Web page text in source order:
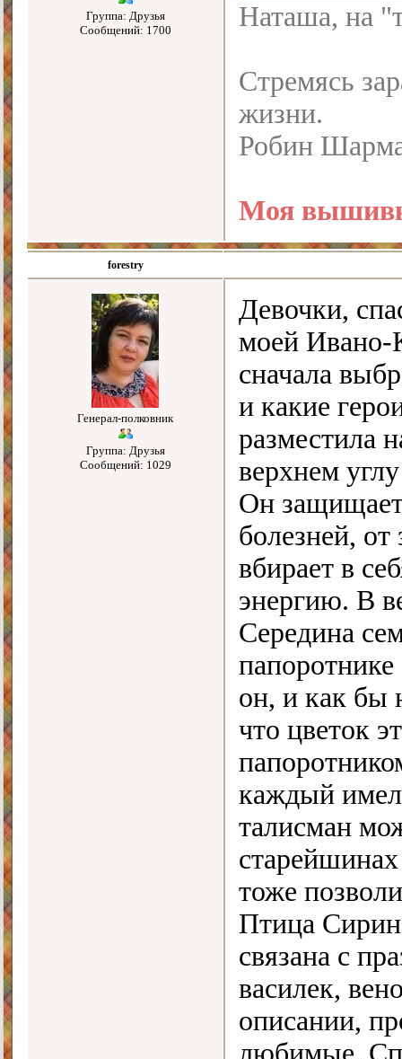
Группа: Друзья
Сообщений: 1700
Наташа, на
Стремясь
жизни.
Робин
Моя
forestry
Генерал-полковник
Группа: Друзья
Сообщений: 1029
Девочки,
моей Ивано-
сначала
и какие
разместила
верхнем
Он
болезней, от
вбирает в
энергию. В
Середина
он, и как бы
что цветок
каждый имел
талисман
тоже
Птица
связана с
василек,
описании,